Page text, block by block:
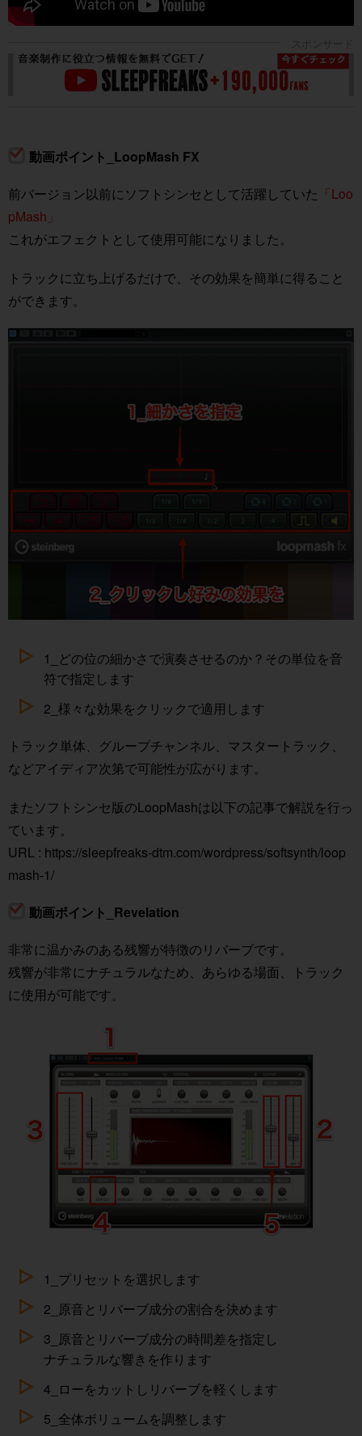
動画ポイント_LoopMash FX
前バージョン以前にソフトシンセとして活躍していた 「Loo
pMash」
これがエフェクトとして使用可能になりました。
トラックに立ち上げるだけで、その効果を簡単に得ること
ができます。
1_どの位の細かさで演奏させるのか？その単位を音
符で指定します
2_様々な効果をクリックで適用します
トラック単体、グループチャンネル、マスタートラック、
などアイディア次第で可能性が広がります。
またソフトシンセ版のLoopMashは以下の記事で解説を行っ
ています。
URL : https://sleepfreaks-dtm.com/wordpress/softsynth/loop
mash-1/
動画ポイント_Revelation
非常に温かみのある残響が特徴のリバーブです。
残響が非常にナチュラルなため、あらゆる場面、トラック
に使用が可能です。
1_プリセットを選択します
2_原音とリバーブ成分の割合を決めます
3_原音とリバーブ成分の時間差を指定し
ナチュラルな響きを作ります
4_ローをカットしリバーブを軽くします
5_全体ボリュームを調整します